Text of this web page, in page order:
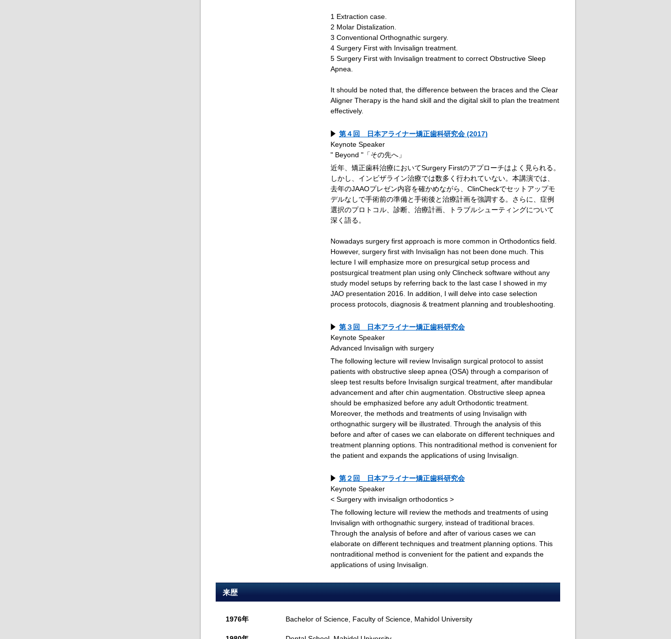
1 Extraction case.
2 Molar Distalization.
3 Conventional Orthognathic surgery.
4 Surgery First with Invisalign treatment.
5 Surgery First with Invisalign treatment to correct Obstructive Sleep
Apnea.
It should be noted that, the difference between the braces and the Clear
Aligner Therapy is the hand skill and the digital skill to plan the treatment
effectively.
第４回 日本アライナー矯正歯科研究会 (2017)
Keynote Speaker
" Beyond "「その先へ」
近年、矯正歯科治療においてSurgery Firstのアプローチはよく見られる。
しかし、インビザライン治療では数多く行われていない。本講演では、
去年のJAAOプレゼン内容を確かめながら、ClinCheckでセットアップモ
デルなしで手術前の準備と手術後と治療計画を強調する。さらに、症例
選択のプロトコル、診断、治療計画、トラブルシューティングについて
深く語る。
Nowadays surgery first approach is more common in Orthodontics field.
However, surgery first with Invisalign has not been done much. This
lecture I will emphasize more on presurgical setup process and
postsurgical treatment plan using only Clincheck software without any
study model setups by referring back to the last case I showed in my
JAO presentation 2016. In addition, I will delve into case selection
process protocols, diagnosis & treatment planning and troubleshooting.
第３回 日本アライナー矯正歯科研究会
Keynote Speaker
Advanced Invisalign with surgery
The following lecture will review Invisalign surgical protocol to assist
patients with obstructive sleep apnea (OSA) through a comparison of
sleep test results before Invisalign surgical treatment, after mandibular
advancement and after chin augmentation. Obstructive sleep apnea
should be emphasized before any adult Orthodontic treatment.
Moreover, the methods and treatments of using Invisalign with
orthognathic surgery will be illustrated. Through the analysis of this
before and after of cases we can elaborate on different techniques and
treatment planning options. This nontraditional method is convenient for
the patient and expands the applications of using Invisalign.
第２回 日本アライナー矯正歯科研究会
Keynote Speaker
< Surgery with invisalign orthodontics >
The following lecture will review the methods and treatments of using
Invisalign with orthognathic surgery, instead of traditional braces.
Through the analysis of before and after of various cases we can
elaborate on different techniques and treatment planning options. This
nontraditional method is convenient for the patient and expands the
applications of using Invisalign.
来歴
1976年 Bachelor of Science, Faculty of Science, Mahidol University